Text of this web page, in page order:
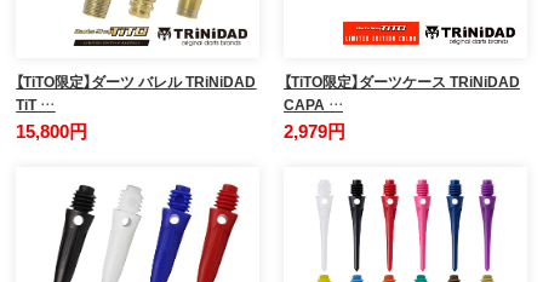
【TiTO限定】ダーツ バレル TRiNiDAD
TiT …
15,800円
【TiTO限定】ダーツケース TRiNiDAD
CAPA …
2,979円